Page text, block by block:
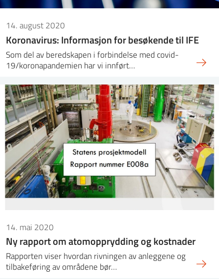
14. august 2020
Koronavirus: Informasjon for besøkende til IFE
Som del av beredskapen i forbindelse med covid-
19/koronapandemien har vi innført…
14. mai 2020
Ny rapport om atomopprydding og kostnader
Rapporten viser hvordan rivningen av anleggene og
tilbakeføring av områdene bør…